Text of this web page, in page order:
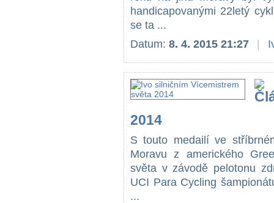
handicapovanými 22letý
se ta ...
Datum: 8. 4. 2015 21:27
2014
S touto medailí ve
Moravu z amerického
světa v závodě pelotonu
UCI Para Cycling
...